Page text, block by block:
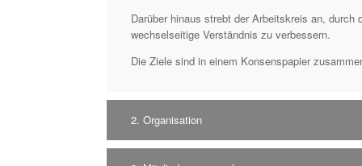
Darüber hinaus strebt der Arbeitskreis an,
wechselseitige Verständnis zu verbessern.
Die Ziele sind in einem Konsenspapier
2. Organisation